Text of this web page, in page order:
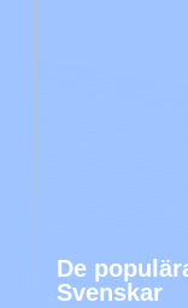
De
Svenskar